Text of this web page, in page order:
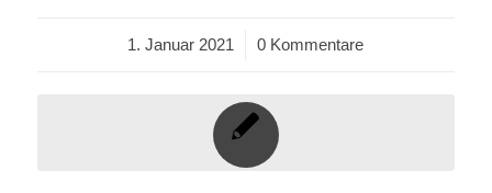
1. Januar 2021
/ 0 Kommentare